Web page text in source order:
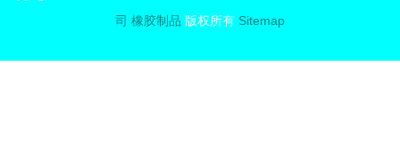
司 橡胶制品 版权所有 Sitemap